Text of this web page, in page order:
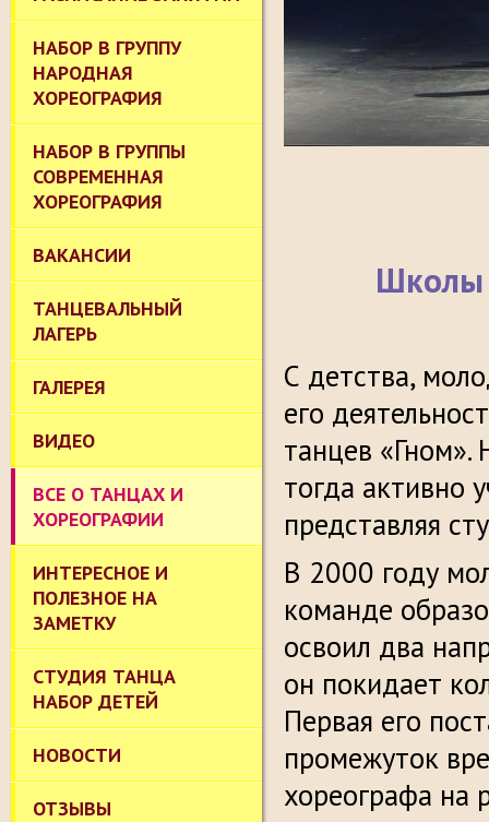
НАБОР В ГРУППУ
НАРОДНАЯ
ХОРЕОГРАФИЯ
НАБОР В ГРУППЫ
СОВРЕМЕННАЯ
ХОРЕОГРАФИЯ
ВАКАНСИИ
ТАНЦЕВАЛЬНЫЙ
ЛАГЕРЬ
ГАЛЕРЕЯ
ВИДЕО
ВСЕ О ТАНЦАХ И
ХОРЕОГРАФИИ
ИНТЕРЕСНОЕ И
ПОЛЕЗНОЕ НА
ЗАМЕТКУ
СТУДИЯ ТАНЦА
НАБОР ДЕТЕЙ
НОВОСТИ
ОТЗЫВЫ
Школы
С детства,
его
танцев
тогда активно
представляя
В 2000 году
команде
освоил два
он покидает
Первая его
промежуток
хореографа на